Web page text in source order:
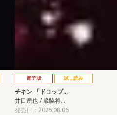
電子版 試し読み
チキン 「ドロップ…
井口達也 / 歳脇将…
発売日：2026.08.06